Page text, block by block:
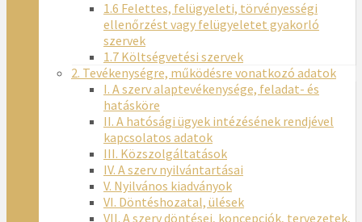
1.6 Felettes, felügyeleti, törvényességi
ellenőrzést vagy felügyeletet gyakorló
szervek
1.7 Költségvetési szervek
2. Tevékenységre, működésre vonatkozó adatok
I. A szerv alaptevékenysége, feladat- és
hatásköre
II. A hatósági ügyek intézésének rendjével
kapcsolatos adatok
III. Közszolgáltatások
IV. A szerv nyilvántartásai
V. Nyilvános kiadványok
VI. Döntéshozatal, ülések
VII. A szerv döntései, koncepciók, tervezetek,